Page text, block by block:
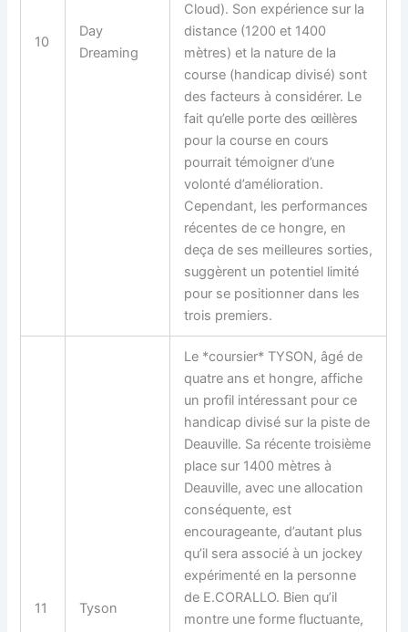
10
Day
Dreaming
Cloud). Son expérience sur la
distance (1200 et 1400
mètres) et la nature de la
course (handicap divisé) sont
des facteurs à considérer. Le
fait qu’elle porte des œillères
pour la course en cours
pourrait témoigner d’une
volonté d’amélioration.
Cependant, les performances
récentes de ce hongre, en
deça de ses meilleures sorties,
suggèrent un potentiel limité
pour se positionner dans les
trois premiers.
11 Tyson
Le *coursier* TYSON, âgé de
quatre ans et hongre, affiche
un profil intéressant pour ce
handicap divisé sur la piste de
Deauville. Sa récente troisième
place sur 1400 mètres à
Deauville, avec une allocation
conséquente, est
encourageante, d’autant plus
qu’il sera associé à un jockey
expérimenté en la personne
de E.CORALLO. Bien qu’il
montre une forme fluctuante,